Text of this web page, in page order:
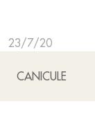
23/7/20
CANICULE